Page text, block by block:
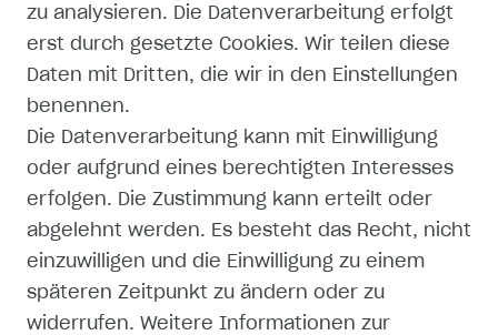
DATENSCHUTZERKLÄRUNG
AGB
ZAHLUNG UND VERSAND
SHOP
zu analysieren. Die Datenverarbeitung erfolgt
erst durch gesetzte Cookies. Wir teilen diese
Daten mit Dritten, die wir in den Einstellungen
benennen.
Die Datenverarbeitung kann mit Einwilligung
oder aufgrund eines berechtigten Interesses
erfolgen. Die Zustimmung kann erteilt oder
abgelehnt werden. Es besteht das Recht, nicht
einzuwilligen und die Einwilligung zu einem
späteren Zeitpunkt zu ändern oder zu
widerrufen. Weitere Informationen zur